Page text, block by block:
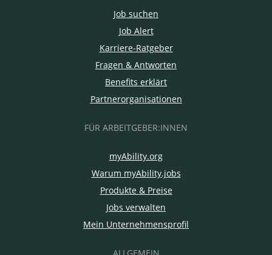
Job suchen
Job Alert
Karriere-Ratgeber
Fragen & Antworten
Benefits erklärt
Partnerorganisationen
FÜR ARBEITGEBER:INNEN
myAbility.org
Warum myAbility.jobs
Produkte & Preise
Jobs verwalten
Mein Unternehmensprofil